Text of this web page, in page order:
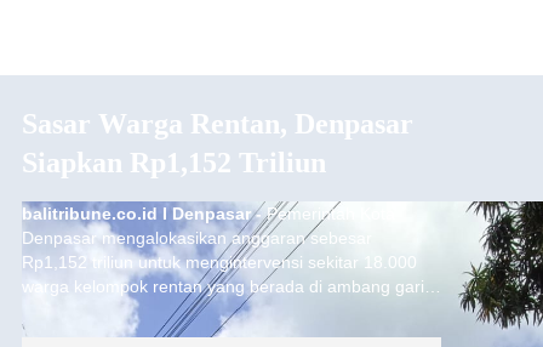
Sasar Warga Rentan, Denpasar
Siapkan Rp1,152 Triliun
balitribune.co.id I Denpasar -Pemerintah Kota
Denpasar mengalokasikan anggaran sebesar
Rp1,152 triliun untuk mengintervensi sekitar 18.000
warga kelompok rentan yang berada di ambang garis
kemiskinan. Langkah strategis ini diambil guna
menjaga masyarakat yang berada pada kelompok